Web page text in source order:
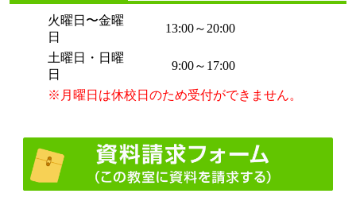
火曜日〜金曜
日
13:00～20:00
土曜日・日曜
日
9:00～17:00
※月曜日は休校日のため受付ができません。